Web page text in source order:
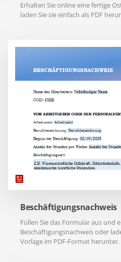
Erhalten Sie online eine fertige
laden Sie sie einfach als PDF
Beschäftigungsnachweis
Füllen Sie das Formular aus und
Beschäftigungsnachweis oder
Vorlage im PDF-Format herunter.